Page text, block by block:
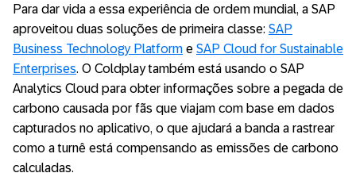
Para dar vida a essa experiência de ordem mundial, a SAP
aproveitou duas soluções de primeira classe: SAP
Business Technology Platform e SAP Cloud for Sustainable
Enterprises. O Coldplay também está usando o SAP
Analytics Cloud para obter informações sobre a pegada de
carbono causada por fãs que viajam com base em dados
capturados no aplicativo, o que ajudará a banda a rastrear
como a turnê está compensando as emissões de carbono
calculadas.